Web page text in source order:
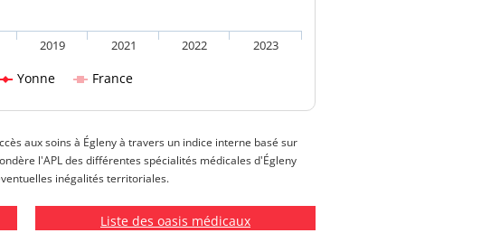
Yonne France
2019 2021 2022 2023
aux soins à Égleny à travers un indice interne basé sur
l'APL des différentes spécialités médicales d'Égleny
inégalités territoriales.
Liste des oasis médicaux